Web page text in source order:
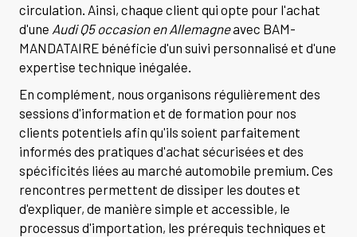
circulation. Ainsi, chaque client qui opte pour l'achat
d'une Audi Q5 occasion en Allemagneavec BAM-
MANDATAIRE bénéficie d'un suivi personnalisé et d'une
expertise technique inégalée.
En complément, nous organisons régulièrement des
sessions d'information et de formation pour nos
clients potentiels afin qu'ils soient parfaitement
informés des pratiques d'achat sécurisées et des
spécificités liées au marché automobile premium. Ces
rencontres permettent de dissiper les doutes et
d'expliquer, de manière simple et accessible, le
processus d'importation, les prérequis techniques et